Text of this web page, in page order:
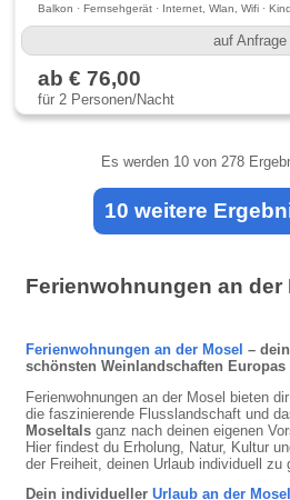
Balkon · Fernsehgerät · Internet, Wlan, Wifi ·
auf Anfrage
ab € 76,00
für 2 Personen/Nacht
Es werden 10 von 278
10 weitere
Ferienwohnungen an der
Ferienwohnungen an der Mosel –
schönsten Weinlandschaften Europas
Ferienwohnungen an der Mosel bieten
die faszinierende Flusslandschaft und
Moseltals ganz nach deinen eigenen
Hier findest du Erholung, Natur, Kultur
der Freiheit, deinen Urlaub individuell zu
Dein individuellerUrlaub an der Mosel